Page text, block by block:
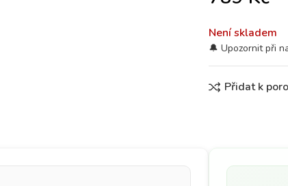
Není skladem
Přidat k